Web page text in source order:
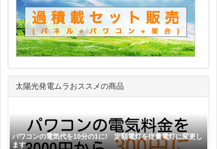
太陽光発電ムラおススメの商品
パワコンの電気代を10分の1に! 定額電灯を従量電灯に変更し
ます